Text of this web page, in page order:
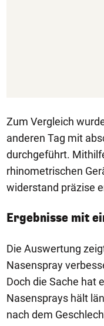
Zum Vergleich
anderen Tag mit
durchgeführt.
rhinometrischen
widerstand präzise
Ergebnisse mit
Die Auswertung
Nasenspray
Doch die Sache hat
Nasensprays hält
nach dem